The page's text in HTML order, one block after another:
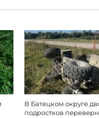
В Батецком округе
подростков